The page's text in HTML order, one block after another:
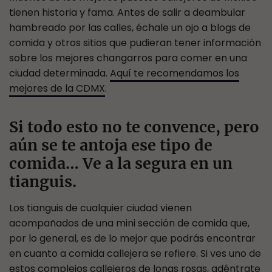
tienen historia y fama. Antes de salir a deambular
hambreado por las calles, échale un ojo a blogs de
comida y otros sitios que pudieran tener información
sobre los mejores changarros para comer en una
ciudad determinada. Aquí te recomendamos los
mejores de la CDMX.
Si todo esto no te convence, pero
aún se te antoja ese tipo de
comida… Ve a la segura en un
tianguis.
Los tianguis de cualquier ciudad vienen
acompañados de una mini sección de comida que,
por lo general, es de lo mejor que podrás encontrar
en cuanto a comida callejera se refiere. Si ves uno de
estos complejos callejeros de lonas rosas, adéntrate